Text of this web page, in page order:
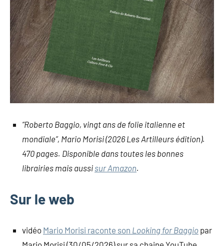
“Roberto Baggio, vingt ans de folie italienne et
mondiale”, Mario Morisi (2026 Les Artilleurs édition).
470 pages. Disponible dans toutes les bonnes
librairies mais aussi sur Amazon.
Sur le web
vidéo Mario Morisi raconte son Looking for Baggio par